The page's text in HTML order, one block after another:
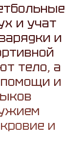
и учат
и
тело, а
и
и